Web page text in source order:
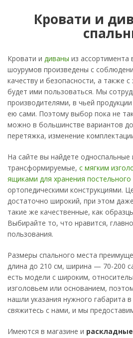
Кровати и
Кровати и диваны из ассортимента
шоурумов произведены с
качеству и безопасности, а также
будет ими пользоваться. Мы
производителями, в чьей
ею сами. Поэтому выбор пока не
можно в большинстве вариантов
перетяжка, изменение
На сайте вы найдете односпальные
трансформируемые, с мягким
ящиками для хранения постельного
ортопедическими конструкциями.
достаточно широкий, при этом
такие же качественные, как
Выбирайте то, что нравится,
пользования.
Размеры спального места
длина до 210 см, ширина — 70-200
есть модели с широким,
изголовьем или основанием,
нашли указания нужного габарита
свяжитесь с нами, и мы
Имеются в магазине и